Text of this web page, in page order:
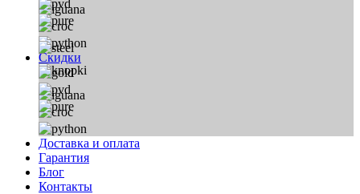
Скидки
Доставка и оплата
Гарантия
Блог
Контакты